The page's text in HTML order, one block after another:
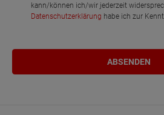
kann/können ich/wir jederzeit
Datenschutzerklärung habe ich zur